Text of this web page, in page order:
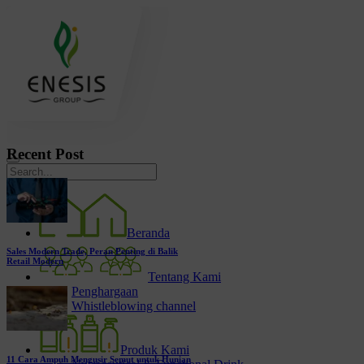
Beranda
Tentang Kami
Penghargaan
Whistleblowing channel
Produk Kami
Recent Post
Sales Modern Trade, Peran Penting di Balik
Retail Modern
11 Cara Ampuh Mengusir Semut untuk Hunian